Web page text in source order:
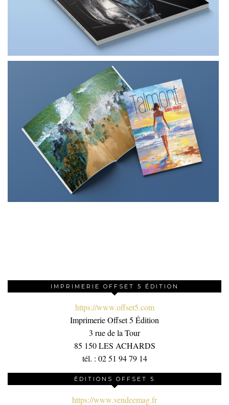
IMPRIMERIE OFFSET 5 ÉDITION
https://www.offset5.com
Imprimerie Offset 5 Édition
3 rue de la Tour
85 150 LES ACHARDS
tél. : 02 51 94 79 14
ÉDITIONS OFFSET 5
https://www.vendeemag.fr